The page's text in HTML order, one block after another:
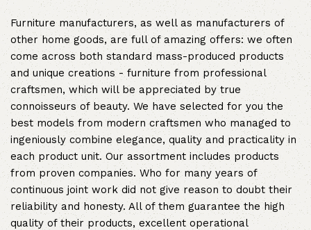
Furniture manufacturers, as well as manufacturers of
other home goods, are full of amazing offers: we often
come across both standard mass-produced products
and unique creations - furniture from professional
craftsmen, which will be appreciated by true
connoisseurs of beauty. We have selected for you the
best models from modern craftsmen who managed to
ingeniously combine elegance, quality and practicality in
each product unit. Our assortment includes products
from proven companies. Who for many years of
continuous joint work did not give reason to doubt their
reliability and honesty. All of them guarantee the high
quality of their products, excellent operational